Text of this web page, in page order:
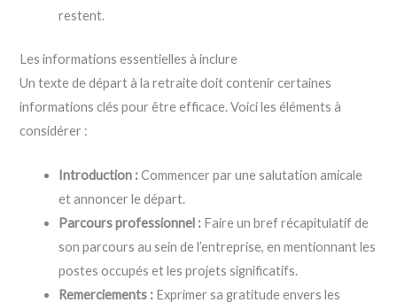
restent.
Les informations essentielles à inclure
Un texte de départ à la retraite doit contenir certaines
informations clés pour être efficace. Voici les éléments à
considérer :
Introduction :Commencer par une salutation amicale
et annoncer le départ.
Parcours professionnel : Faire un bref récapitulatif de
son parcours au sein de l’entreprise, en mentionnant les
postes occupés et les projets significatifs.
Remerciements : Exprimer sa gratitude envers les